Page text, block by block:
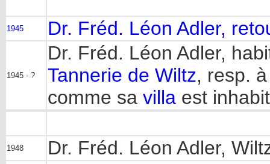
1945 Dr. Fréd. Léon Adler,
1945 - ?
Dr. Fréd. Léon Adler,
Tannerie de Wiltz, resp.
comme sa villa est
1948 Dr. Fréd. Léon Adler,